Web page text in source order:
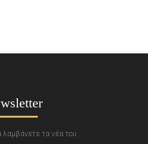
λαμβάνετε τα νέα του